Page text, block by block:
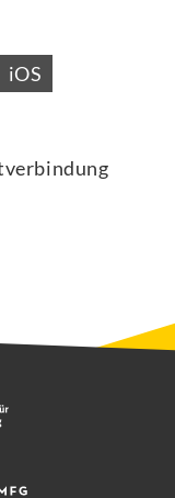
iOS